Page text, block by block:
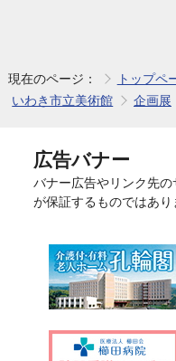
現在のページ： トップペ
いわき市立美術館
企画展
広告バナー
バナー広告やリンク先
が保証するものではあり